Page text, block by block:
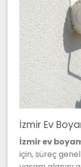
İzmir Ev
İzmir ev
için, süreç